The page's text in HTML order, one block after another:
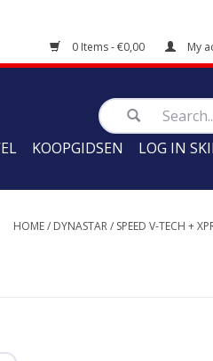
0 Items - €0,00 My
KOOPGIDSEN LOG IN
HOME/ DYNASTAR/ SPEED V-TECH +